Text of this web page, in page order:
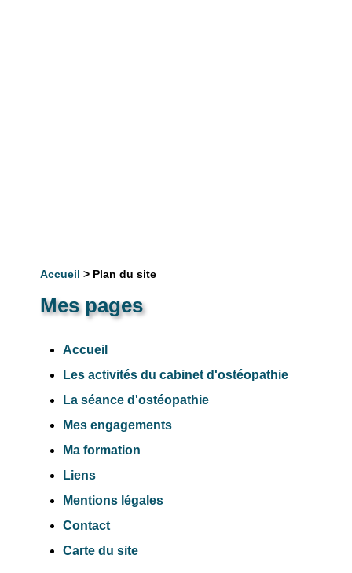
Accueil > Plan du site
Mes pages
Accueil
Les activités du cabinet d'ostéopathie
La séance d'ostéopathie
Mes engagements
Ma formation
Liens
Mentions légales
Contact
Carte du site